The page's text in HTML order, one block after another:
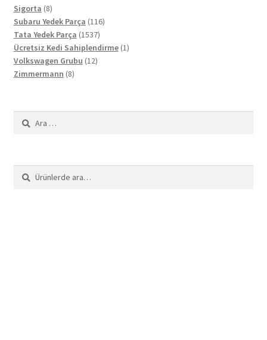
Sigorta 88
ürün
Subaru Yedek Parça 116116
Tata Yedek Parça 15371537
ürün
Ücretsiz Kedi Sahiplendirme 11
Volkswagen Grubu 1212
Zimmermann 88
Arama:
Ara:
Ara